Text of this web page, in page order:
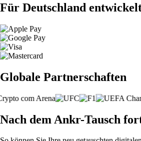
Für Deutschland
Globale Partnerschaften
Nach dem Ankr-Tausch